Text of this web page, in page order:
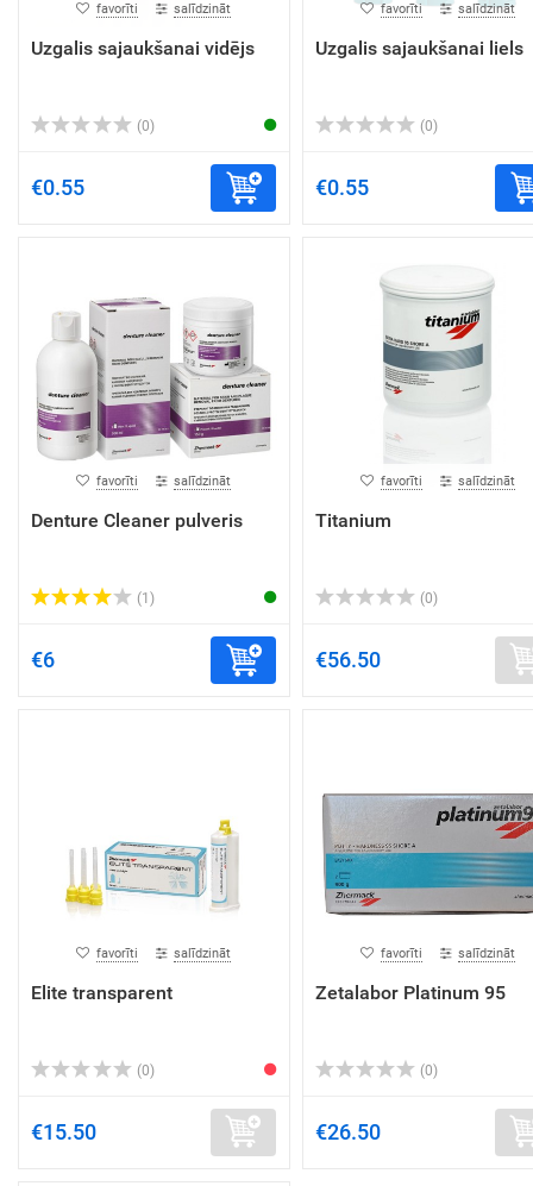
favorīti salīdzināt
Uzgalis sajaukšanai vidējs
(0)
€0.55
favorīti salīdzināt
Uzgalis sajaukšanai liels
(0)
€0.55
favorīti salīdzināt
Denture Cleaner pulveris
(1)
€6
favorīti salīdzināt
Titanium
(0)
€56.50
favorīti salīdzināt
Elite transparent
(0)
€15.50
favorīti salīdzināt
Zetalabor Platinum 95
(0)
€26.50